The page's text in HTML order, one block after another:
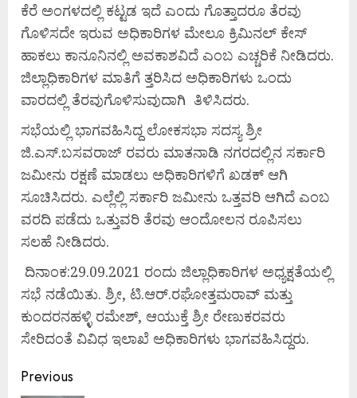
ಕೆರೆ ಅಂಗಳದಲ್ಲಿ ಕಟ್ಟಡ ಇದೆ ಎಂದು ಗೊತ್ತಾದರೂ ತೆರವು
ಗೊಳಿಸದೇ ಇರುವ ಅಧಿಕಾರಿಗಳ ಮೇಲೂ ಕ್ರಿಮಿನಲ್ ಕೇಸ್
ಹಾಕಲು ಕಾನೂನಿನಲ್ಲಿ ಅವಕಾಶವಿದೆ ಎಂಬ ಎಚ್ಚರಿಕೆ ನೀಡಿದರು.
ಜಿಲ್ಲಾಧಿಕಾರಿಗಳ ಮಾತಿಗೆ ತ್ತರಿಸಿದ ಅಧಿಕಾರಿಗಳು ಒಂದು
ವಾರದಲ್ಲಿ ತೆರವುಗೊಳಿಸುವುದಾಗಿ ತಿಳಿಸಿದರು.
ಸಭೆಯಲ್ಲಿ ಭಾಗವಹಿಸಿದ್ದ ಲೋಕಸಭಾ ಸದಸ್ಯ ಶ್ರೀ
ಜಿ.ಎಸ್.ಬಸವರಾಜ್ ರವರು ಮಾತನಾಡಿ ನಗರದಲ್ಲಿನ ಸರ್ಕಾರಿ
ಜಮೀನು ರಕ್ಷಣೆ ಮಾಡಲು ಅಧಿಕಾರಿಗಳಿಗೆ ಖಡಕ್ ಆಗಿ
ಸೂಚಿಸಿದರು. ಎಲ್ಲೆಲ್ಲಿ ಸರ್ಕಾರಿ ಜಮೀನು ಒತ್ತವರಿ ಆಗಿದೆ ಎಂಬ
ವರದಿ ಪಡೆದು ಒತ್ತುವರಿ ತೆರವು ಆಂದೋಲನ ರೂಪಿಸಲು
ಸಲಹೆ ನೀಡಿದರು.
ದಿನಾಂಕ:29.09.2021 ರಂದು ಜಿಲ್ಲಾಧಿಕಾರಿಗಳ ಅಧ್ಯಕ್ಷತೆಯಲ್ಲಿ
ಸಭೆ ನಡೆಯಿತು. ಶ್ರೀ, ಟಿ.ಆರ್.ರಘೋತ್ತಮರಾವ್ ಮತ್ತು
ಕುಂದರನಹಳ್ಳಿ ರಮೇಶ್, ಆಯುಕ್ತೆ ಶ್ರೀ ರೇಣುಕರವರು
ಸೇರಿದಂತೆ ವಿವಿಧ ಇಲಾಖೆ ಅಧಿಕಾರಿಗಳು ಭಾಗವಹಿಸಿದ್ದರು.
Previous